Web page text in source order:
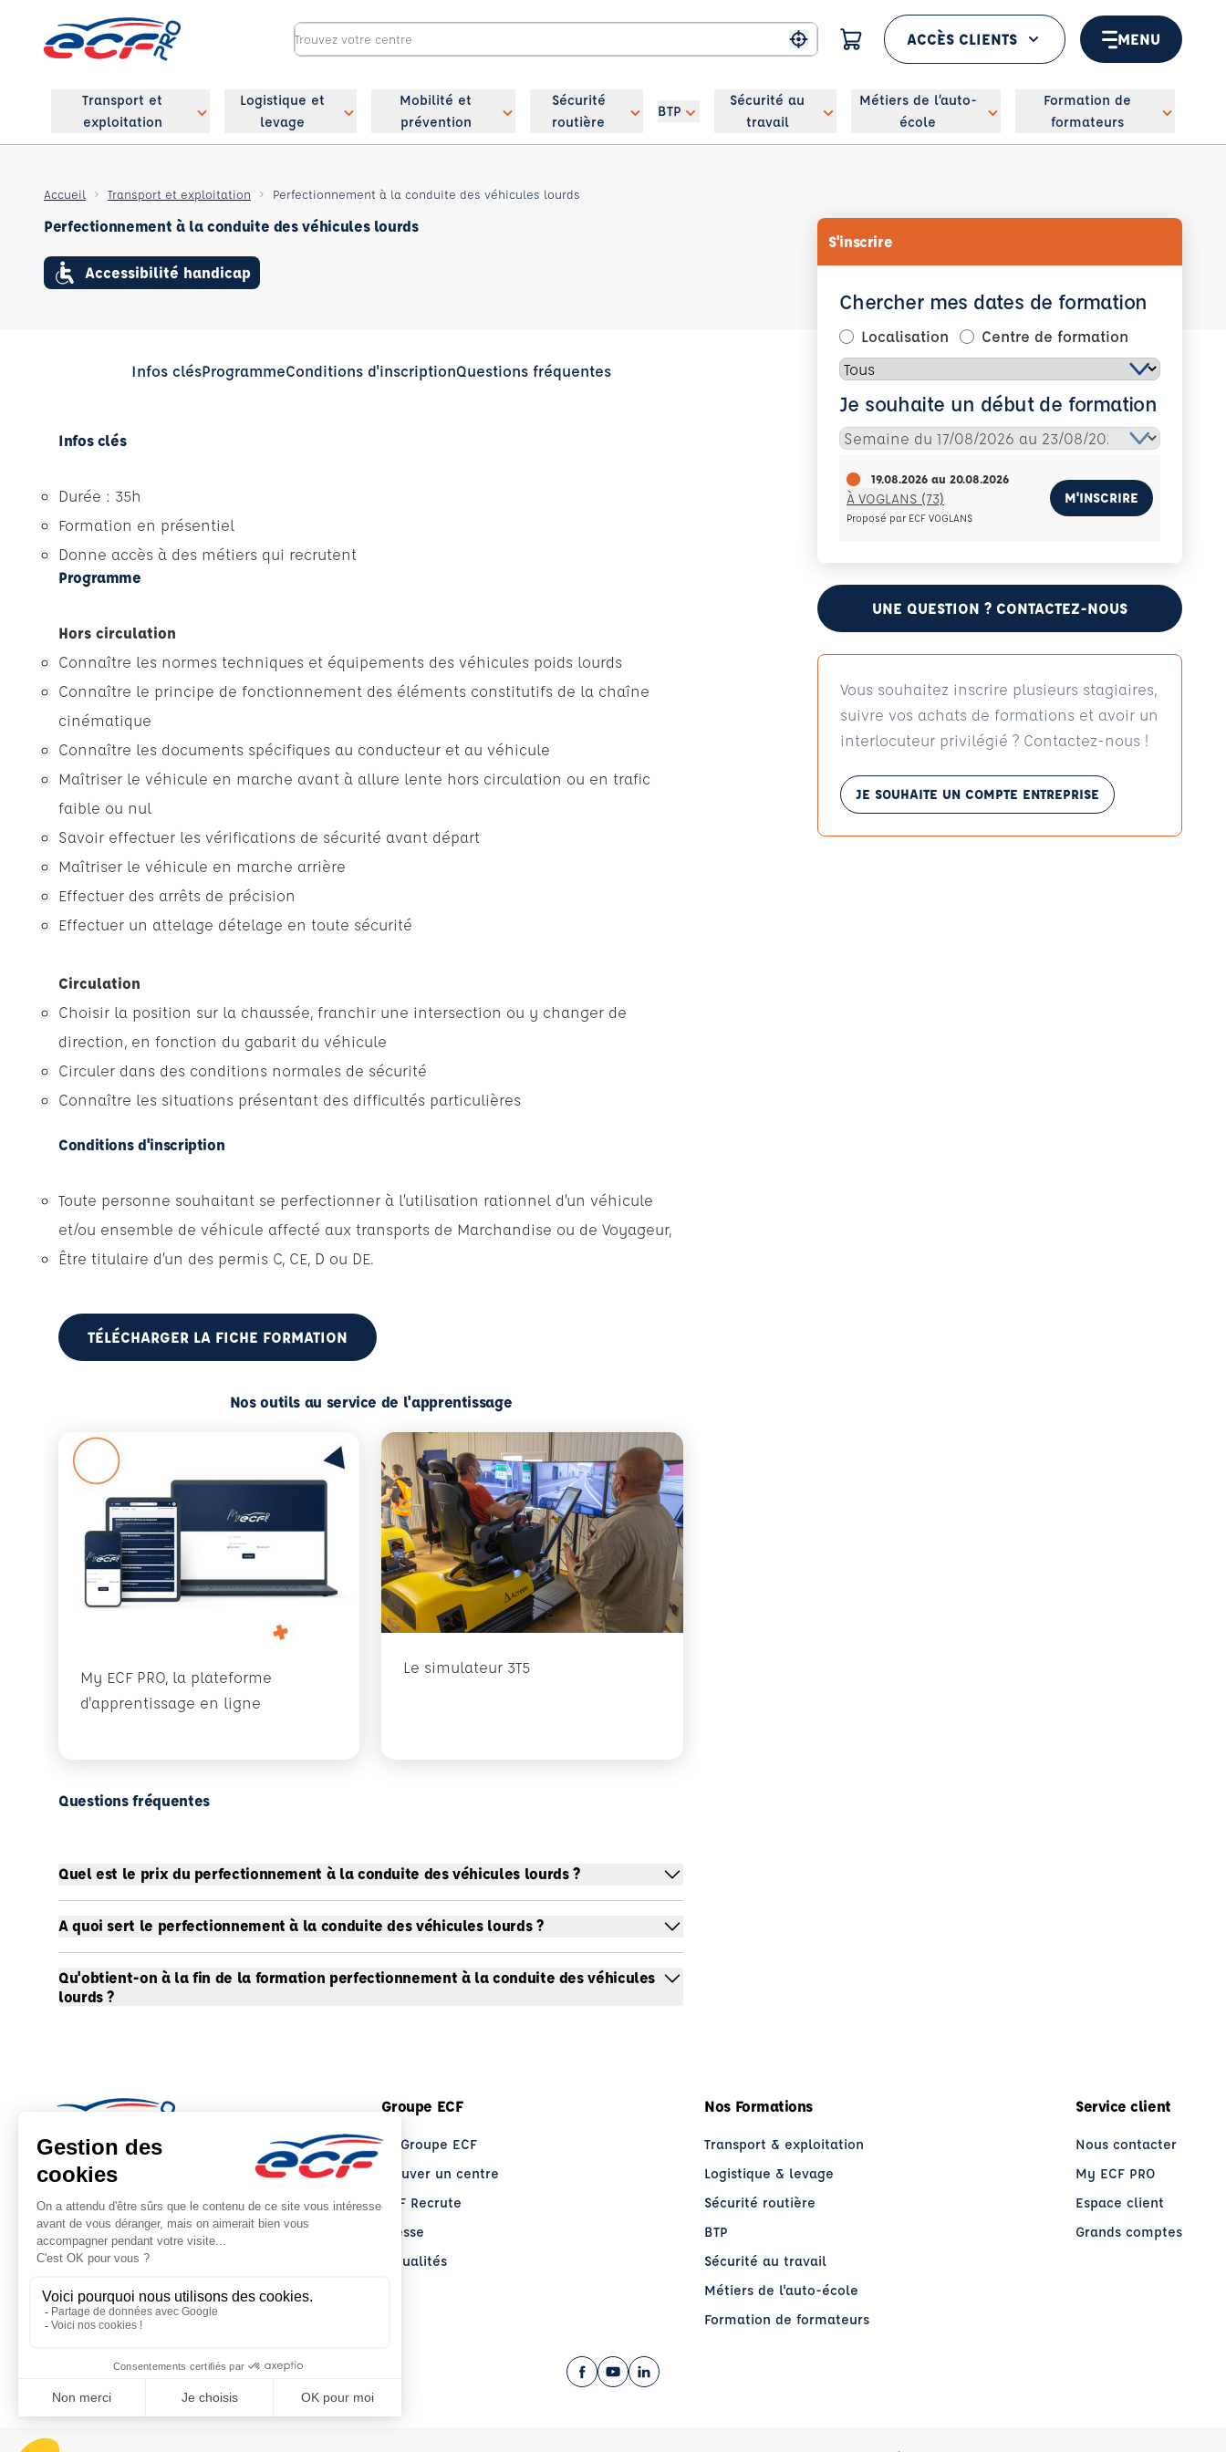
Me géolocaliser
ACCÈS CLIENTS MENU
Transport et
exploitation
Logistique et
levage
Mobilité et
prévention
Sécurité
routière
BTP
Sécurité au
travail
Métiers de l’auto-
école
Formation de
formateurs
Accueil Transport et exploitation Perfectionnement à la conduite des véhicules lourds
Perfectionnement à la conduite des véhicules lourds
Accessibilité handicap
Infos clésProgrammeConditions d'inscriptionQuestions fréquentes
Infos clés
Durée : 35h
Formation en présentiel
Donne accès à des métiers qui recrutent
Programme
Hors circulation
Connaître les normes techniques et équipements des véhicules poids lourds
Connaître le principe de fonctionnement des éléments constitutifs de la chaîne
cinématique
Connaître les documents spécifiques au conducteur et au véhicule
Maîtriser le véhicule en marche avant à allure lente hors circulation ou en trafic
faible ou nul
Savoir effectuer les vérifications de sécurité avant départ
Maîtriser le véhicule en marche arrière
Effectuer des arrêts de précision
Effectuer un attelage dételage en toute sécurité
Circulation
Choisir la position sur la chaussée, franchir une intersection ou y changer de
direction, en fonction du gabarit du véhicule
Circuler dans des conditions normales de sécurité
Connaître les situations présentant des difficultés particulières
Conditions d'inscription
Toute personne souhaitant se perfectionner à l’utilisation rationnel d’un véhicule
et/ou ensemble de véhicule affecté aux transports de Marchandise ou de Voyageur,
Être titulaire d’un des permis C, CE, D ou DE.
TÉLÉCHARGER LA FICHE FORMATION
Nos outils au service de l'apprentissage
My ECF PRO, la plateforme
d'apprentissage en ligne
Le simulateur 3T5
Questions fréquentes
Quel est le prix du perfectionnement à la conduite des véhicules lourds ?
A quoi sert le perfectionnement à la conduite des véhicules lourds ?
Qu'obtient-on à la fin de la formation perfectionnement à la conduite des véhicules
lourds ?
S'inscrire
Chercher mes dates de formation
Localisation Centre de formation
Je souhaite un début de formation
19.08.2026 au 20.08.2026
À VOGLANS (73)
Proposé par ECF VOGLANS
M'INSCRIRE
UNE QUESTION ? CONTACTEZ-NOUS
Vous souhaitez inscrire plusieurs stagiaires,
suivre vos achats de formations et avoir un
interlocuteur privilégié ? Contactez-nous !
JE SOUHAITE UN COMPTE ENTREPRISE
Groupe ECF
Le Groupe ECF
Trouver un centre
ECF Recrute
Presse
Actualités
Nos Formations
Transport & exploitation
Logistique & levage
Sécurité routière
BTP
Sécurité au travail
Métiers de l'auto-école
Formation de formateurs
Service client
Nous contacter
My ECF PRO
Espace client
Grands comptes
Facebook (nouvelle fenêtre)
YouTube (nouvelle fenêtre)
LinkedIn (nouvelle fenêtre)